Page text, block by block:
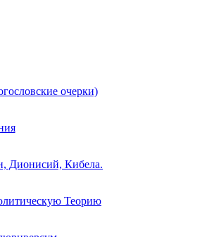
очерки)
Дионисий, Кибела.
Теорию